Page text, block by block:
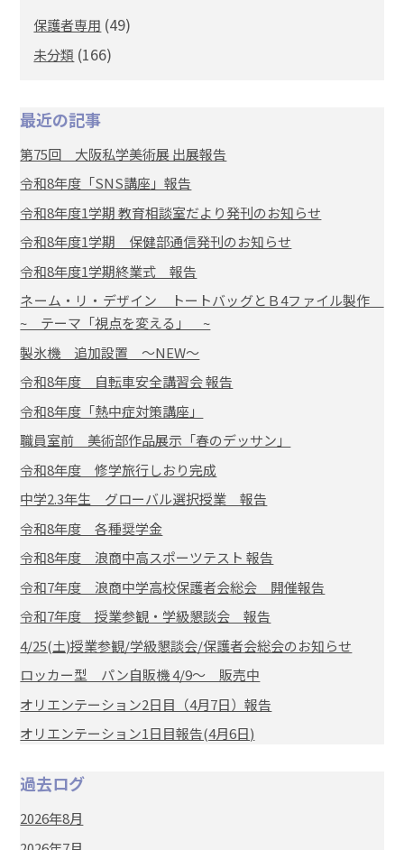
保護者専用 (49)
未分類 (166)
最近の記事
第75回 大阪私学美術展 出展報告
令和8年度「SNS講座」報告
令和8年度1学期 教育相談室だより発刊のお知らせ
令和8年度1学期 保健部通信発刊のお知らせ
令和8年度1学期終業式 報告
ネーム・リ・デザイン トートバッグとＢ4ファイル製作
~ テーマ「視点を変える」 ~
製氷機 追加設置 ～NEW～
令和8年度 自転車安全講習会 報告
令和8年度「熱中症対策講座」
職員室前 美術部作品展示「春のデッサン」
令和8年度 修学旅行しおり完成
中学2.3年生 グローバル選択授業 報告
令和8年度 各種奨学金
令和8年度 浪商中高スポーツテスト 報告
令和7年度 浪商中学高校保護者会総会 開催報告
令和7年度 授業参観・学級懇談会 報告
4/25(土)授業参観/学級懇談会/保護者会総会のお知らせ
ロッカー型 パン自販機 4/9～ 販売中
オリエンテーション2日目（4月7日）報告
オリエンテーション1日目報告(4月6日)
過去ログ
2026年8月